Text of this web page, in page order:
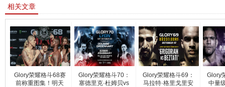
相关文章
Glory荣耀格斗68赛
前称重图集！明天
Glory荣耀格斗70：
塞德里克·杜姆贝vs
Glory荣耀格斗69：
马拉特·格里戈里安
Glory
中量